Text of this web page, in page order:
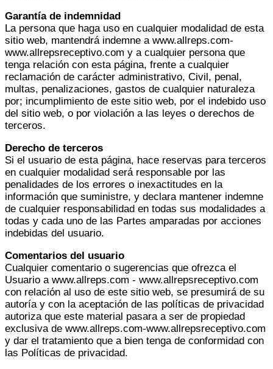
Garantía de indemnidad
La persona que haga uso en cualquier modalidad de esta
sitio web, mantendrá indemne a www.allreps.com-
www.allrepsreceptivo.com y a cualquier persona que
tenga relación con esta página, frente a cualquier
reclamación de carácter administrativo, Civil, penal,
multas, penalizaciones, gastos de cualquier naturaleza
por; incumplimiento de este sitio web, por el indebido uso
del sitio web, o por violación a las leyes o derechos de
terceros.
Derecho de terceros
Si el usuario de esta página, hace reservas para terceros
en cualquier modalidad será responsable por las
penalidades de los errores o inexactitudes en la
información que suministre, y declara mantener indemne
de cualquier responsabilidad en todas sus modalidades a
todas y cada uno de las Partes amparadas por acciones
indebidas del usuario.
Comentarios del usuario
Cualquier comentario o sugerencias que ofrezca el
Usuario a www.allreps.com - www.allrepsreceptivo.com
con relación al uso de este sitio web, se presumirá de su
autoría y con la aceptación de las políticas de privacidad
autoriza que este material pasara a ser de propiedad
exclusiva de www.allreps.com-www.allrepsreceptivo.com
y dar el tratamiento que a bien tenga de conformidad con
las Políticas de privacidad.